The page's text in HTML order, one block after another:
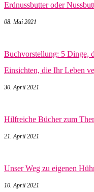
Erdnussbutter oder
08. Mai 2021
Buchvorstellung: 5 Dinge,
Einsichten, die Ihr Leben
30. April 2021
Hilfreiche Bücher zum
21. April 2021
Unser Weg zu eigenen
10. April 2021